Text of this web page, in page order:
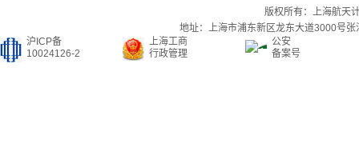
版权所有：上海航天
地址：上海市浦东新区龙东大道3000号
沪ICP备
10024126-2
上海工商
行政管理
公安
备案号